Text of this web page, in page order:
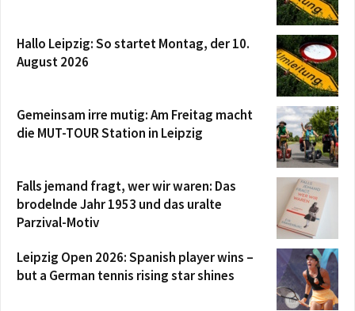
Hallo Leipzig: So startet Montag, der 10.
August 2026
Gemeinsam irre mutig: Am Freitag macht
die MUT-TOUR Station in Leipzig
Falls jemand fragt, wer wir waren: Das
brodelnde Jahr 1953 und das uralte
Parzival-Motiv
Leipzig Open 2026: Spanish player wins –
but a German tennis rising star shines